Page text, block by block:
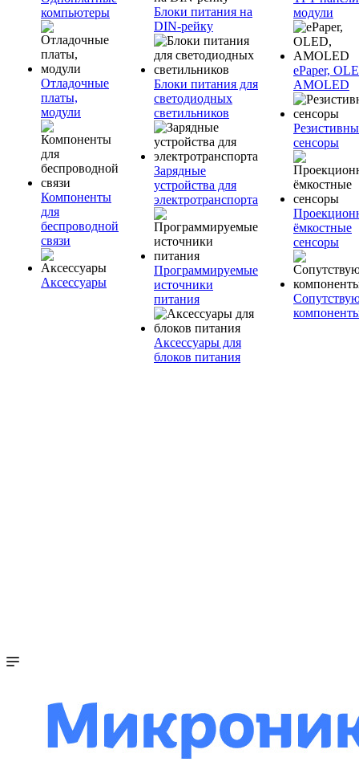
компьютеры
Отладочные
платы,
модули
Компоненты
для
беспроводной
связи
Аксессуары
Блоки питания на
DIN-рейку
Блоки питания для
светодиодных
светильников
Зарядные
устройства для
электротранспорта
Программируемые
источники
питания
Аксессуары для
блоков питания
модули
ePaper,
AMOLED
сенсоры
ёмкостные
сенсоры